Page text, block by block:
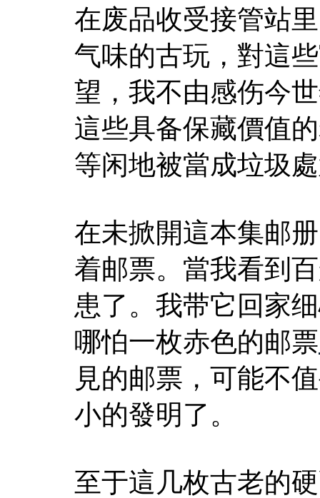
在废品收受接管站
气味的古玩，對這
望，我不由感伤今
這些具备保藏價值
等闲地被當成垃圾
在未掀開這本集邮
着邮票。當我看到
患了。我带它回家
哪怕一枚赤色的邮票
見的邮票，可能不
小的發明了。
至于這几枚古老的